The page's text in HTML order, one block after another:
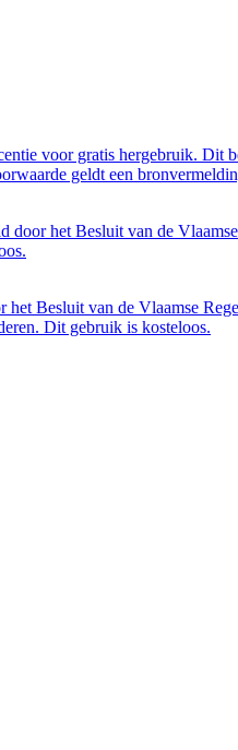
voor gratis hergebruik. Dit
geldt een
het Besluit van de
Besluit van de Vlaamse
Dit gebruik is kosteloos.